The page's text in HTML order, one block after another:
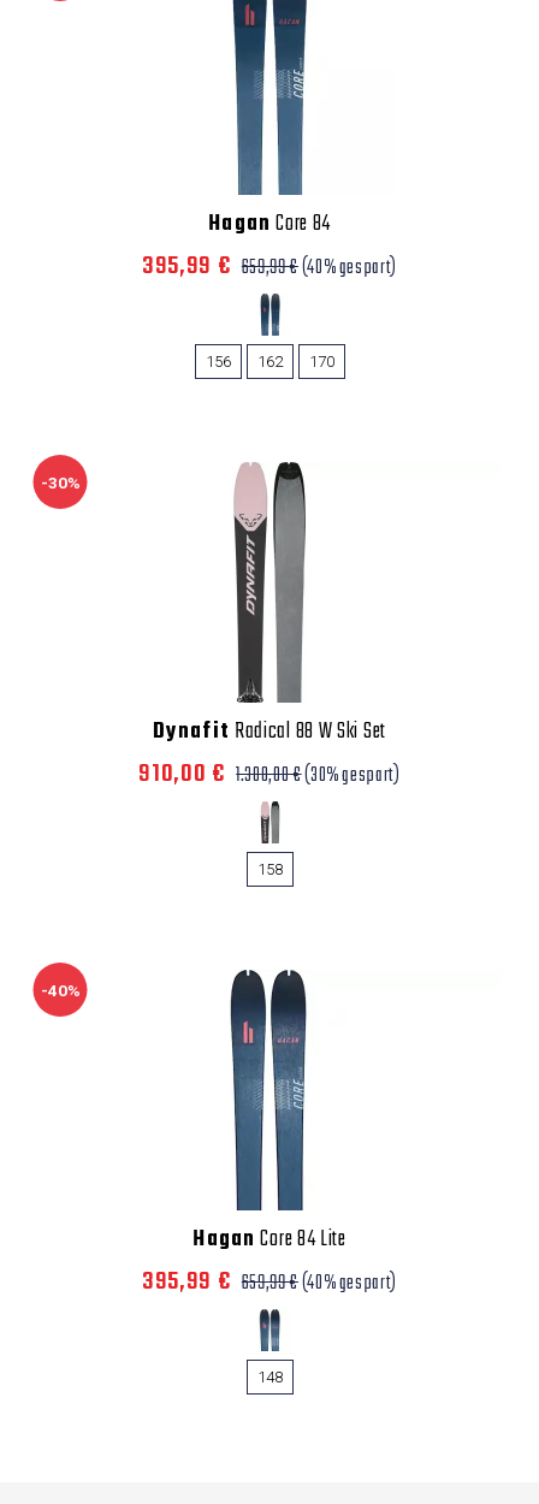
Hagan Core 84
395,99 € 659,99 €(40% gespart)
156 162 170
-30%
Dynafit Radical 88 W Ski Set
910,00 € 1.300,00 €(30% gespart)
158
-40%
Hagan Core 84 Lite
395,99 € 659,99 €(40% gespart)
148